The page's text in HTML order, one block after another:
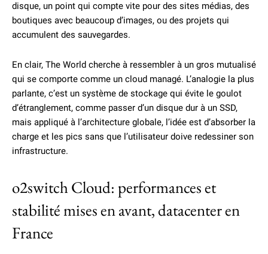
disque, un point qui compte vite pour des sites médias, des
boutiques avec beaucoup d’images, ou des projets qui
accumulent des sauvegardes.
En clair, The World cherche à ressembler à un gros mutualisé
qui se comporte comme un cloud managé. L’analogie la plus
parlante, c’est un système de stockage qui évite le goulot
d’étranglement, comme passer d’un disque dur à un SSD,
mais appliqué à l’architecture globale, l’idée est d’absorber la
charge et les pics sans que l’utilisateur doive redessiner son
infrastructure.
o2switch Cloud: performances et
stabilité mises en avant, datacenter en
France